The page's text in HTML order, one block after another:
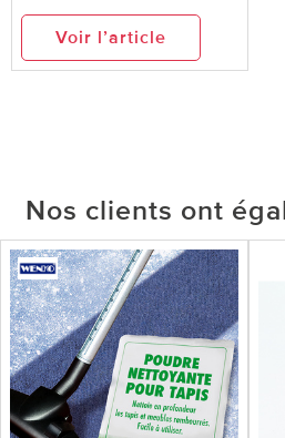
Voir l’article
Nos clients ont